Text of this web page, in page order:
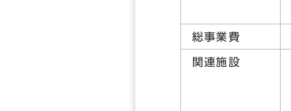
総事業費
関連施設